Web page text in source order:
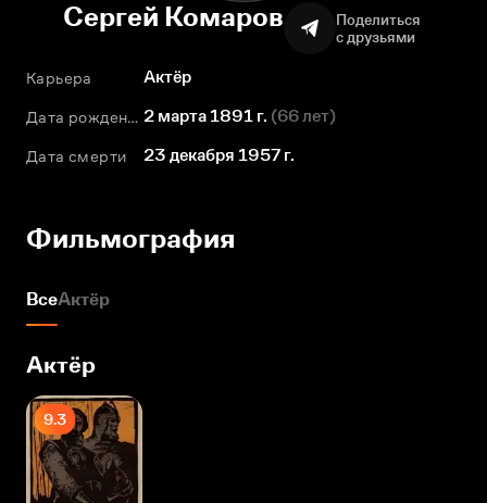
Сергей Комаров
Поделиться
с друзьями
Карьера Актёр
Дата рождения 2 марта 1891 г. (66 лет)
Дата смерти 23 декабря 1957 г.
Фильмография
ВсеАктёр
Актёр
9.3